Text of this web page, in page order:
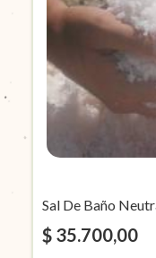
Sal De Baño
$ 35.700,00